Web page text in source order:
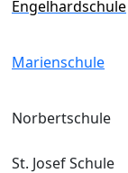
Engelhardschule
Marienschule
Norbertschule
St. Josef Schule